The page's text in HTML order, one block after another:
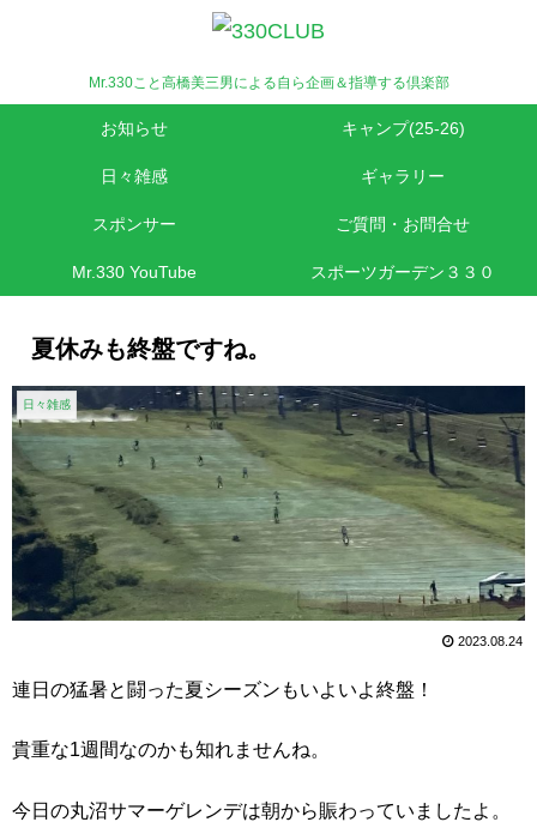
Mr.330こと高橋美三男による自ら企画＆指導する倶楽部
お知らせ キャンプ(25-26)
日々雑感 ギャラリー
スポンサー ご質問・お問合せ
Mr.330 YouTube スポーツガーデン３３０
夏休みも終盤ですね。
日々雑感
2023.08.24
連日の猛暑と闘った夏シーズンもいよいよ終盤！
貴重な1週間なのかも知れませんね。
今日の丸沼サマーゲレンデは朝から賑わっていましたよ。